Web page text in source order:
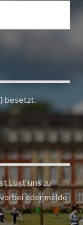
besetzt.
Lust uns zu
oder melde